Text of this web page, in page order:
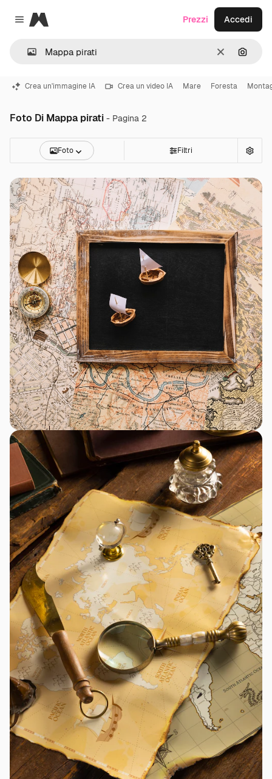
Close menu
Magnific
CancellaCerca
Prezzi Accedi
Crea un'immagine IA Crea un video IA Mare Foresta
Foto Di Mappa pirati - Pagina 2
Foto Filtri